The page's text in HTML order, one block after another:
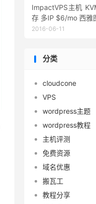
ImpactVPS主机
存 多IP $6/mo 西雅
2016-06-11
分类
cloudcone
VPS
wordpress主题
wordpress教程
主机评测
免费资源
域名优惠
搬瓦工
教程分享